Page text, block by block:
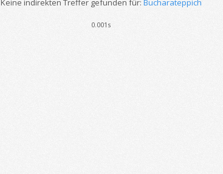
Keine indirekten Treffer gefunden für: Bucharateppich
0.001s